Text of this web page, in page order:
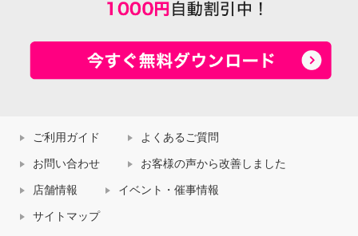
ご利用ガイド よくあるご質問
お問い合わせ お客様の声から改善しました
店舗情報 イベント・催事情報
サイトマップ